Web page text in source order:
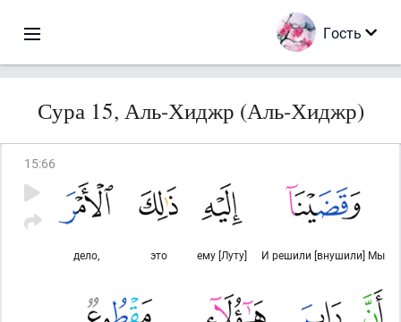
Гость
Сура 15, Аль-Хиджр (Аль-Хиджр)
15:66
И решили [внушили] Мы
ему [Луту]
это
дело,